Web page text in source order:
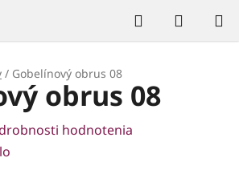
Hľadať
KOŠÍK
/ Gobelínový obrus 08
obrus 08
hodnotenia